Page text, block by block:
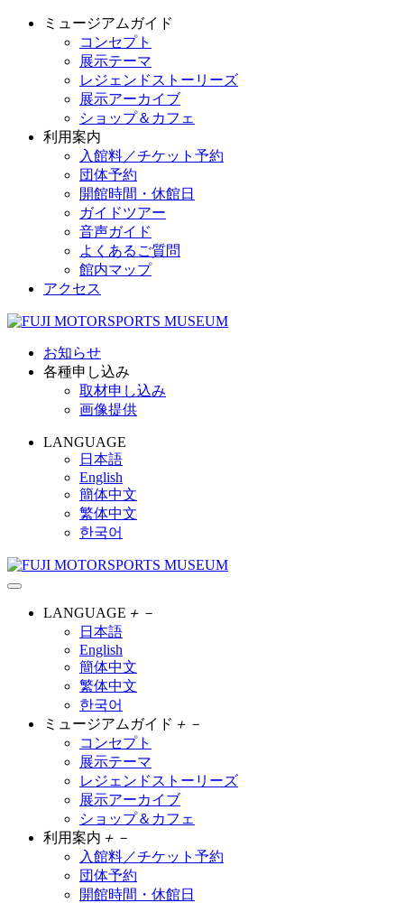
ミュージアムガイド
コンセプト
展示テーマ
レジェンドストーリーズ
展示アーカイブ
ショップ＆カフェ
利用案内
入館料／チケット予約
団体予約
開館時間・休館日
ガイドツアー
音声ガイド
よくあるご質問
館内マップ
アクセス
お知らせ
各種申し込み
取材申し込み
画像提供
LANGUAGE
日本語
English
簡体中文
繁体中文
한국어
LANGUAGE ＋ －
日本語
English
簡体中文
繁体中文
한국어
ミュージアムガイド ＋ －
コンセプト
展示テーマ
レジェンドストーリーズ
展示アーカイブ
ショップ＆カフェ
利用案内 ＋ －
入館料／チケット予約
団体予約
開館時間・休館日